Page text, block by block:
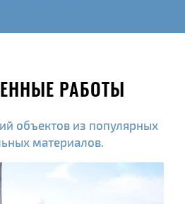
РАБОТЫ
объектов из популярных
материалов.